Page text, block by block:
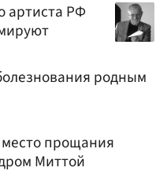
артиста РФ
родным
прощания
Миттой